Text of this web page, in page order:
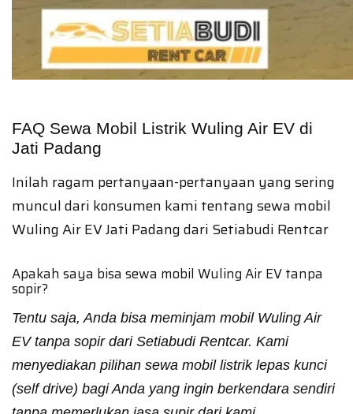
FAQ Sewa Mobil Listrik Wuling Air EV di
Jati Padang
Inilah ragam pertanyaan-pertanyaan yang sering
muncul dari konsumen kami tentang sewa mobil
Wuling Air EV Jati Padang dari Setiabudi Rentcar
Apakah saya bisa sewa mobil Wuling Air EV tanpa
sopir?
Tentu saja, Anda bisa meminjam mobil Wuling Air
EV tanpa sopir dari Setiabudi Rentcar. Kami
menyediakan pilihan sewa mobil listrik lepas kunci
(self drive) bagi Anda yang ingin berkendara sendiri